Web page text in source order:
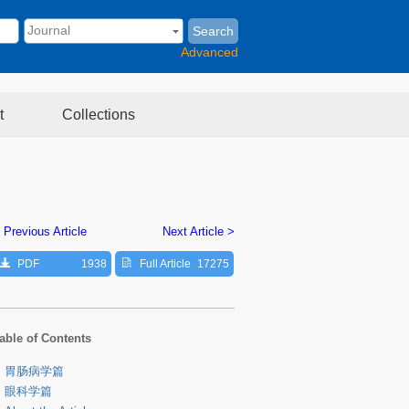
Search
Advanced
Collections
Previous Article Next Article >
PDF 1938 Full Article 17275
of Contents
胃肠病学篇
眼科学篇